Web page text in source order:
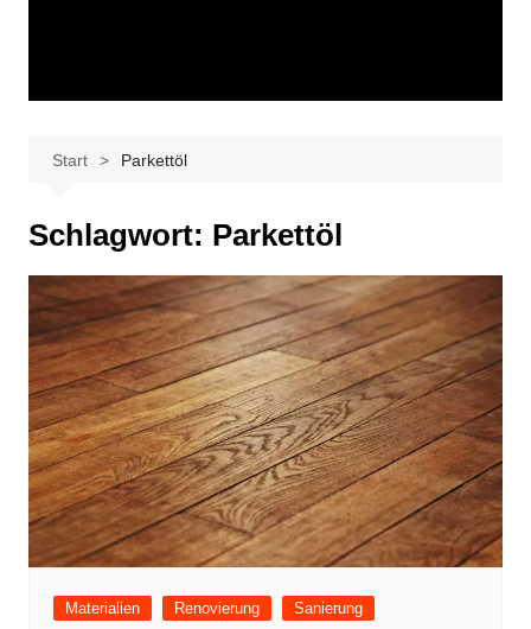
Start Parkettöl
Schlagwort: Parkettöl
Materialien Renovierung Sanierung